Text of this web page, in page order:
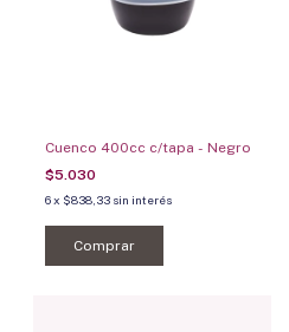
Cuenco 400cc c/tapa - Negro
$5.030
6 x $838,33 sin interés
Comprar